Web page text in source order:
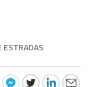
ESTRADAS